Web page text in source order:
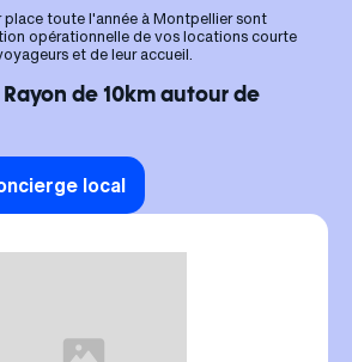
place toute l'année à Montpellier sont
opérationnelle de vos locations courte
et de leur accueil.
de 10km autour de
local